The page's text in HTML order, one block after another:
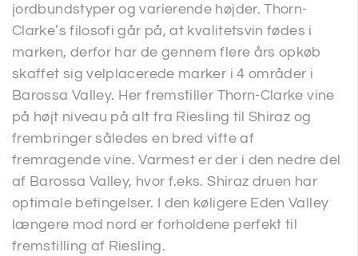
jordbundstyper og varierende højder. Thorn-
Clarke’s filosofi går på, at kvalitetsvin fødes i
marken, derfor har de gennem flere års opkøb
skaffet sig velplacerede marker i 4 områder i
Barossa Valley. Her fremstiller Thorn-Clarke vine
på højt niveau på alt fra Riesling til Shiraz og
frembringer således en bred vifte af
fremragende vine. Varmest er der i den nedre del
af Barossa Valley, hvor f.eks. Shiraz druen har
optimale betingelser. I den køligere Eden Valley
længere mod nord er forholdene perfekt til
fremstilling af Riesling.